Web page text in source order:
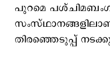
പുറമെ
തിരഞ്ഞെടുപ്പ്